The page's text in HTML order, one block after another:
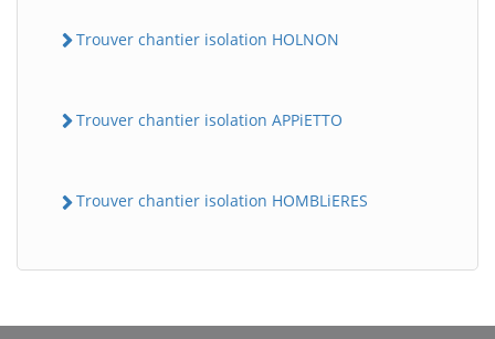
Trouver chantier isolation HOLNON
Trouver chantier isolation APPiETTO
Trouver chantier isolation HOMBLiERES
BatiWebPro